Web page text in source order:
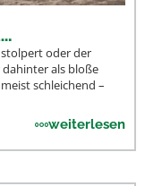
oder der
als bloße
schleichend –
weiterlesen